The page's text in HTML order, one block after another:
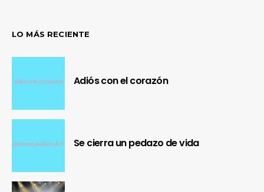
LO MÁS RECIENTE
Adiós con el corazón
Se cierra un pedazo de vida